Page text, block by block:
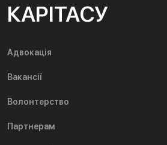
КАРІТАСУ
Адвокація
Вакансії
Волонтерство
Партнерам